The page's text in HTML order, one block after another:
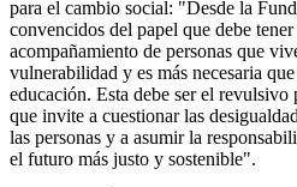
para el cambio social: "Desde la
convencidos del papel que debe
acompañamiento de personas que
vulnerabilidad y es más necesaria
educación. Esta debe ser el revulsivo
que invite a cuestionar las
las personas y a asumir la
el futuro más justo y sostenible".